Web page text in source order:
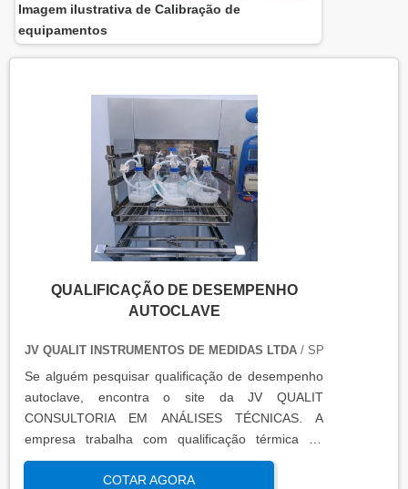
Imagem ilustrativa de Calibração de
equipamentos
QUALIFICAÇÃO DE DESEMPENHO
AUTOCLAVE
JV QUALIT INSTRUMENTOS DE MEDIDAS LTDA/ SP
Se alguém pesquisar qualificação de desempenho
autoclave, encontra o site da JV QUALIT
CONSULTORIA EM ANÁLISES TÉCNICAS. A
empresa trabalha com qualificação térmica de
equipamentos e engenharia, disponibilizando o que
há de mais atual para garantir a qualidade final
COTAR AGORA